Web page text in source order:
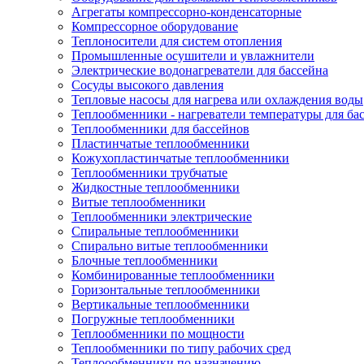
Агрегаты компрессорно-конденсаторные
Компрессорное оборудование
Теплоносители для систем отопления
Промышленные осушители и увлажнители
Электрические водонагреватели для бассейна
Сосуды высокого давления
Тепловые насосы для нагрева или охлаждения воды
Теплообменники - нагреватели температуры для
Теплообменники для бассейнов
Пластинчатые теплообменники
Кожухопластинчатые теплообменники
Теплообменники трубчатые
Жидкостные теплообменники
Витые теплообменники
Теплообменники электрические
Спиральные теплообменники
Спирально витые теплообменники
Блочные теплообменники
Комбинированные теплообменники
Горизонтальные теплообменники
Вертикальные теплообменники
Погружные теплообменники
Теплообменники по мощности
Теплообменники по типу рабочих сред